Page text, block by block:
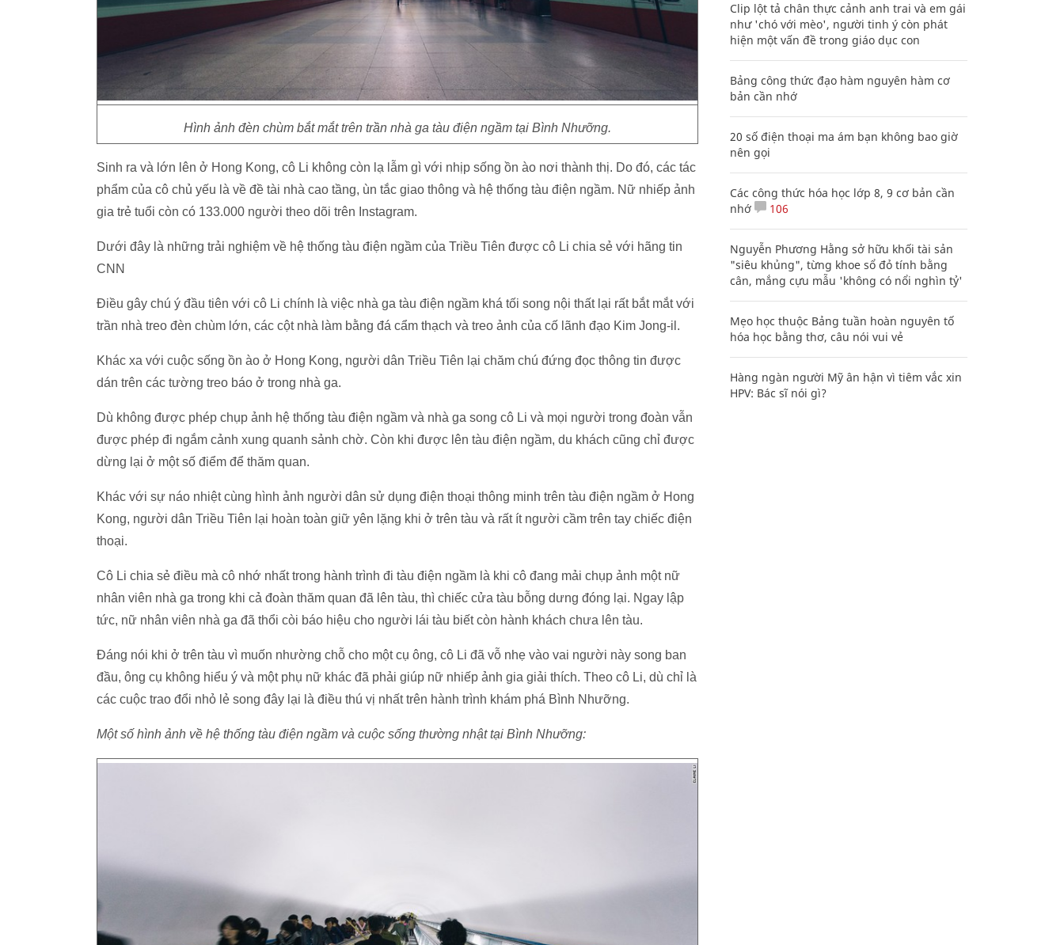
Hình ảnh đèn chùm bắt mắt trên trần nhà ga tàu điện ngầm tại Bình Nhưỡng.
Sinh ra và lớn lên ở Hong Kong, cô Li không còn lạ lẫm gì với nhịp sống ồn ào nơi thành thị. Do đó, các tác
phẩm của cô chủ yếu là về đề tài nhà cao tầng, ùn tắc giao thông và hệ thống tàu điện ngầm. Nữ nhiếp ảnh
gia trẻ tuổi còn có 133.000 người theo dõi trên Instagram.
Dưới đây là những trải nghiệm về hệ thống tàu điện ngầm của Triều Tiên được cô Li chia sẻ với hãng tin
CNN
Điều gây chú ý đầu tiên với cô Li chính là việc nhà ga tàu điện ngầm khá tối song nội thất lại rất bắt mắt với
trần nhà treo đèn chùm lớn, các cột nhà làm bằng đá cẩm thạch và treo ảnh của cố lãnh đạo Kim Jong-il.
Khác xa với cuộc sống ồn ào ở Hong Kong, người dân Triều Tiên lại chăm chú đứng đọc thông tin được
dán trên các tường treo báo ở trong nhà ga.
Dù không được phép chụp ảnh hệ thống tàu điện ngầm và nhà ga song cô Li và mọi người trong đoàn vẫn
được phép đi ngắm cảnh xung quanh sảnh chờ. Còn khi được lên tàu điện ngầm, du khách cũng chỉ được
dừng lại ở một số điểm để thăm quan.
Khác với sự náo nhiệt cùng hình ảnh người dân sử dụng điện thoại thông minh trên tàu điện ngầm ở Hong
Kong, người dân Triều Tiên lại hoàn toàn giữ yên lặng khi ở trên tàu và rất ít người cầm trên tay chiếc điện
thoại.
Cô Li chia sẻ điều mà cô nhớ nhất trong hành trình đi tàu điện ngầm là khi cô đang mải chụp ảnh một nữ
nhân viên nhà ga trong khi cả đoàn thăm quan đã lên tàu, thì chiếc cửa tàu bỗng dưng đóng lại. Ngay lập
tức, nữ nhân viên nhà ga đã thổi còi báo hiệu cho người lái tàu biết còn hành khách chưa lên tàu.
Đáng nói khi ở trên tàu vì muốn nhường chỗ cho một cụ ông, cô Li đã vỗ nhẹ vào vai người này song ban
đầu, ông cụ không hiểu ý và một phụ nữ khác đã phải giúp nữ nhiếp ảnh gia giải thích. Theo cô Li, dù chỉ là
các cuộc trao đổi nhỏ lẻ song đây lại là điều thú vị nhất trên hành trình khám phá Bình Nhưỡng.
Một số hình ảnh về hệ thống tàu điện ngầm và cuộc sống thường nhật tại Bình Nhưỡng:
Clip lột tả chân thực cảnh anh trai và em gái
như 'chó với mèo', người tinh ý còn phát
hiện một vấn đề trong giáo dục con
Bảng công thức đạo hàm nguyên hàm cơ
bản cần nhớ
20 số điện thoại ma ám bạn không bao giờ
nên gọi
Các công thức hóa học lớp 8, 9 cơ bản cần
nhớ
106
Nguyễn Phương Hằng sở hữu khối tài sản
"siêu khủng", từng khoe sổ đỏ tính bằng
cân, mắng cựu mẫu 'không có nổi nghìn tỷ'
Mẹo học thuộc Bảng tuần hoàn nguyên tố
hóa học bằng thơ, câu nói vui vẻ
Hàng ngàn người Mỹ ân hận vì tiêm vắc xin
HPV: Bác sĩ nói gì?